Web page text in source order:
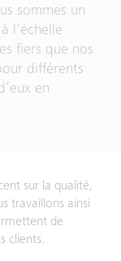
sommes un
l’échelle
fiers que nos
différents
en
sur la qualité,
travaillons ainsi
de
clients.